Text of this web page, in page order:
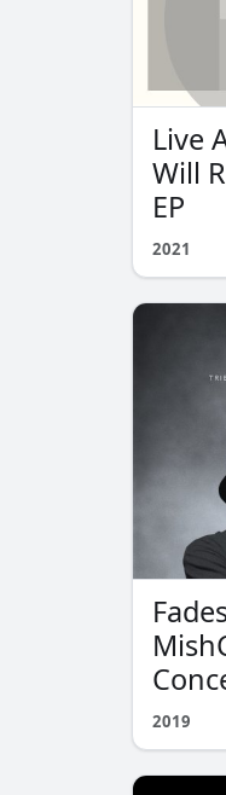
Live
Will
EP
2021
2019